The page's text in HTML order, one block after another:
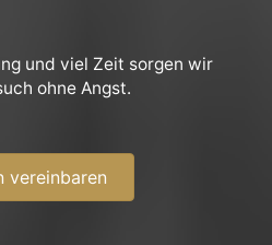
und viel Zeit sorgen wir
ohne Angst.
vereinbaren